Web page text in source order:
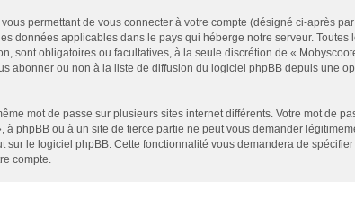
permettant de vous connecter à votre compte (désigné ci-après
données applicables dans le pays qui héberge notre serveur. Toutes
sont obligatoires ou facultatives, à la seule discrétion de «
abonner ou non à la liste de diffusion du logiciel phpBB depuis une
mot de passe sur plusieurs sites internet différents. Votre mot de
phpBB ou à un site de tierce partie ne peut vous demander
le logiciel phpBB. Cette fonctionnalité vous demandera de spécifier
compte.